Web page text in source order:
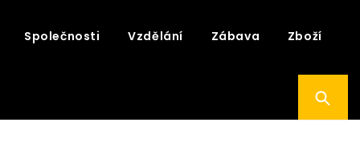
Společnosti Vzdělání Zábava Zboží